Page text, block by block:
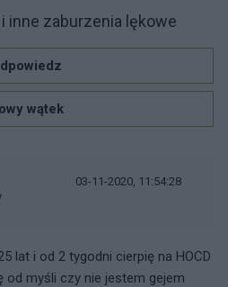
inne zaburzenia lękowe
wątek
03-11-2020, 11:54:28
lat i od 2 tygodni cierpię na HOCD
od myśli czy nie jestem gejem